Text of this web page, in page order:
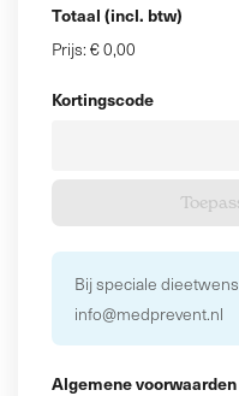
Totaal (incl. btw)
Prijs: € 0,00
Kortingscode
Bij speciale
info@medprevent.nl
Algemene voorwaarden